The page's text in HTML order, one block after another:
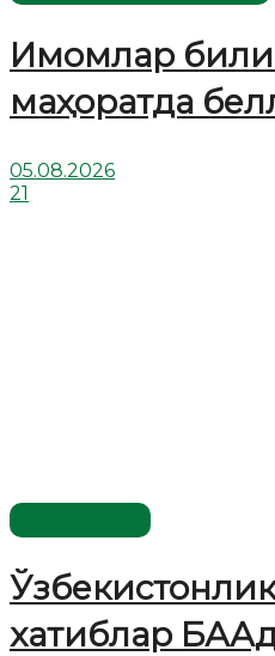
Имомлар
маҳоратда
05.08.2026
21
хатиблар